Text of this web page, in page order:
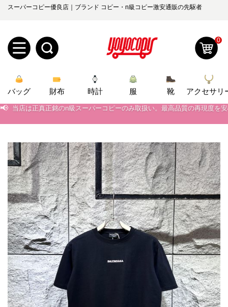
スーパーコピー優良店｜ブランド コピー・n級コピー激安通販の先駆者
規
ザ
ー
登
録
ロ
ン
オ
ー
ダ
ー
管
理
お
知
ら
せ
yoyocopys@gmail.com
2026人気特集
バッグ
財布
時計
服
ズボン
衣装セット
靴
住まい用品
アクセサリー
ベルト
スカーフ
アイフォーンケ
ース
小物
0
バッグ 財布 時計 服 靴 アクセサリ
📢 当店は正真正銘のn級スーパーコピーのみ取扱い。最高品質の再現度を
📢 2026春の新作続々更新中！期間中のご注文でお得な割引をご利用いただ
📢 当店は正真正銘のn級スーパーコピーのみ取扱い。最高品質の再現度を
📢 2026春の新作続々更新中！期間中のご注文でお得な割引をご利用いただ
📢 新作入荷！ルイ・ヴィトンスーパーコピー バッグ最新モデルが登場。